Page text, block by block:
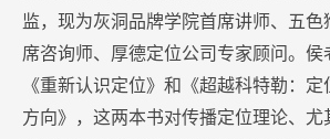
监，现为灰洞品牌学院首席讲师、五
席咨询师、厚德定位公司专家顾问。侯
《重新认识定位》和《超越科特勒：
方向》，这两本书对传播定位理论、尤